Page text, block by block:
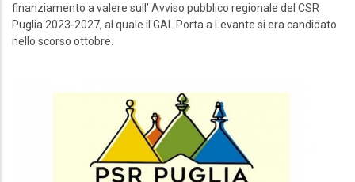
finanziamento a valere sull’ Avviso pubblico regionale del CSR
Puglia 2023-2027, al quale il GAL Porta a Levante si era candidato
nello scorso ottobre.